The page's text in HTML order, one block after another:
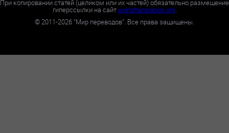
При копировании статей (целиком или их частей) обязательно размещение
гиперссылки на сайтworldtranslation.org.
©2011-2026 "Мир переводов". Все права защищены.